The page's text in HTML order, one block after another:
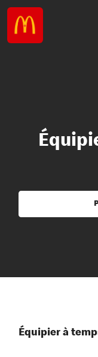
Équipier à